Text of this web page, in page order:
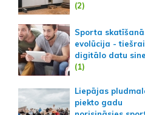
(2)
Sporta
evolūcija -
digitālo datu
(1)
Liepājas
piekto gadu